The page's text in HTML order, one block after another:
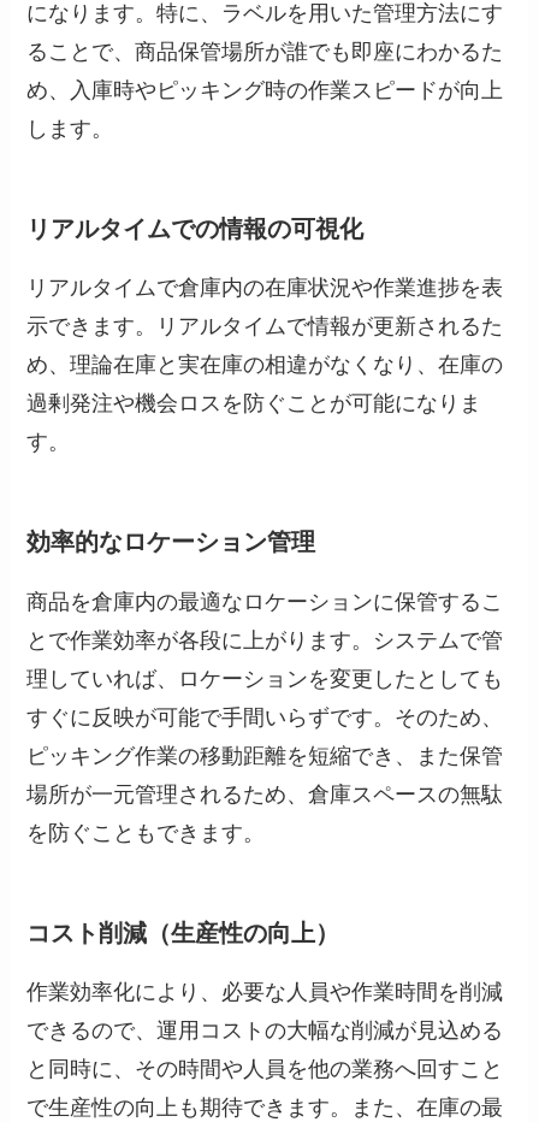
になります。特に、ラベルを用いた管理方法にす
ることで、商品保管場所が誰でも即座にわかるた
め、入庫時やピッキング時の作業スピードが向上
します。
リアルタイムでの情報の可視化
リアルタイムで倉庫内の在庫状況や作業進捗を表
示できます。リアルタイムで情報が更新されるた
め、理論在庫と実在庫の相違がなくなり、在庫の
過剰発注や機会ロスを防ぐことが可能になりま
す。
効率的なロケーション管理
商品を倉庫内の最適なロケーションに保管するこ
とで作業効率が各段に上がります。システムで管
理していれば、ロケーションを変更したとしても
すぐに反映が可能で手間いらずです。そのため、
ピッキング作業の移動距離を短縮でき、また保管
場所が一元管理されるため、倉庫スペースの無駄
を防ぐこともできます。
コスト削減（生産性の向上）
作業効率化により、必要な人員や作業時間を削減
できるので、運用コストの大幅な削減が見込める
と同時に、その時間や人員を他の業務へ回すこと
で生産性の向上も期待できます。また、在庫の最